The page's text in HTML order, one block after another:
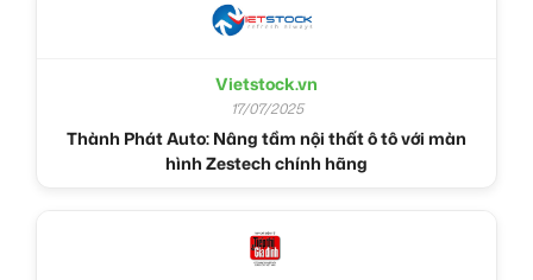
Vietstock.vn
17/07/2025
Thành Phát Auto: Nâng tầm nội thất ô tô với màn
hình Zestech chính hãng